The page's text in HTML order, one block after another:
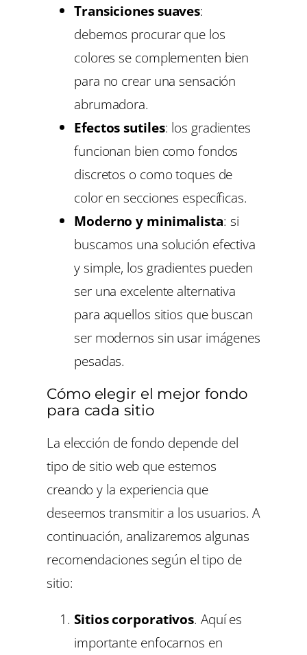
Transiciones suaves:
debemos procurar que los
colores se complementen bien
para no crear una sensación
abrumadora.
Efectos sutiles: los gradientes
funcionan bien como fondos
discretos o como toques de
color en secciones específicas.
Moderno y minimalista: si
buscamos una solución efectiva
y simple, los gradientes pueden
ser una excelente alternativa
para aquellos sitios que buscan
ser modernos sin usar imágenes
pesadas.
Cómo elegir el mejor fondo
para cada sitio
La elección de fondo depende del
tipo de sitio web que estemos
creando y la experiencia que
deseemos transmitir a los usuarios. A
continuación, analizaremos algunas
recomendaciones según el tipo de
sitio:
Sitios corporativos. Aquí es
importante enfocarnos en